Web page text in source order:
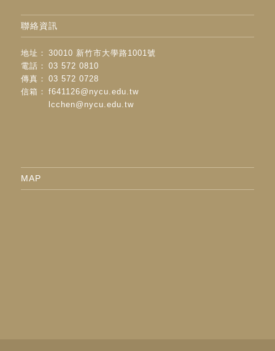
聯絡資訊
地址：
30010 新竹市大學路1001號
電話：
03 572 0810
傳真：
03 572 0728
信箱：
f641126@nycu.edu.tw
lcchen@nycu.edu.tw
MAP